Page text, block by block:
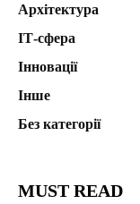
Архітектура
ІТ-сфера
Інновації
Інше
Без категорії
MUST READ